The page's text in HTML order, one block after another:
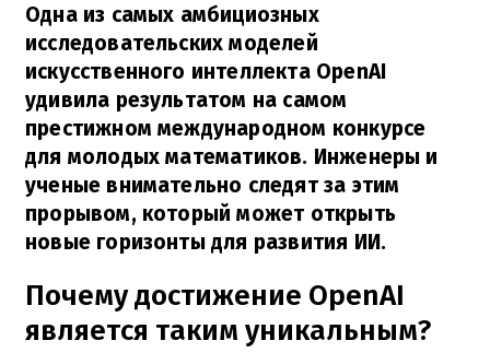
Одна из самых амбициозных
исследовательских моделей
искусственного интеллекта OpenAI
удивила результатом на самом
престижном международном конкурсе
для молодых математиков. Инженеры и
ученые внимательно следят за этим
прорывом, который может открыть
новые горизонты для развития ИИ.
Почему достижение OpenAI
является таким уникальным?